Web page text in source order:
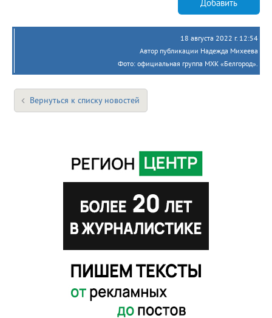
Добавить
18 августа 2022 г. 12:54
Автор публикации Надежда Михеева
Фото: официальная группа МХК «Белгород».
Вернуться к списку новостей